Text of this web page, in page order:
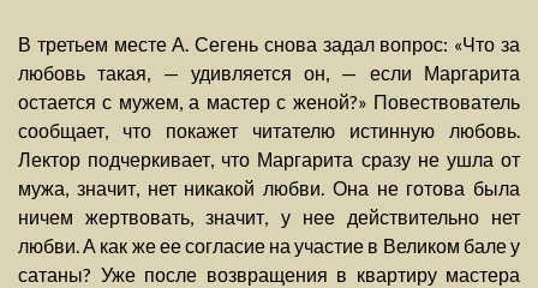
В третьем месте А. Сегень снова задал вопрос: «Что за
любовь такая, — удивляется он, — если Маргарита
остается с мужем, а мастер с женой?» Повествователь
сообщает, что покажет читателю истинную любовь.
Лектор подчеркивает, что Маргарита сразу не ушла от
мужа, значит, нет никакой любви. Она не готова была
ничем жертвовать, значит, у нее действительно нет
любви. А как же ее согласие на участие в Великом бале у
сатаны? Уже после возвращения в квартиру мастера